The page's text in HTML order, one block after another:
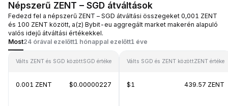
Népszerű ZENT – SGD átváltások
Fedezd fel a népszerű ZENT – SGD átváltási összegeket 0,001 ZENT
és 100 ZENT között, a(z) Bybit-eu aggregált market makerén alapuló
valós idejű átváltási értékekkel.
Most24 órával ezelőtt1 hónappal ezelőtt1 éve
Válts ZENT és SGD közöttSGD értéke
0.001 ZENT $0.00000227
Válts SGD és ZENT közöttZENT értéke
$1 439.57 ZENT